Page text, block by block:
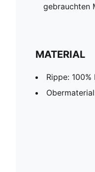
gebrauchten
MATERIAL
Rippe: